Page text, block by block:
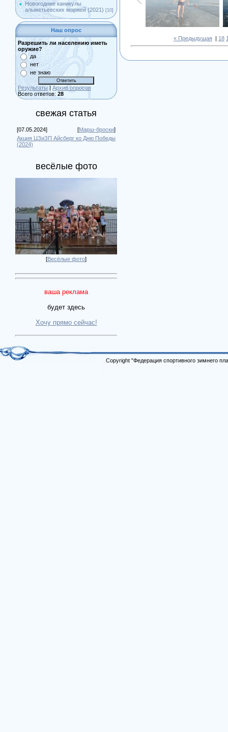
Новогодние каникулы
альметьевских моржей (2021) [10]
Наш опрос
Разрешить ли населению иметь
оружие?
да
нет
не знаю
Результаты | Архив опросов
Всего ответов: 28
свежая статья
[07.05.2024] [Марш-броски]
Акция ЦЗиЗП Айсберг ко Дню Победы
(2024)
весёлые фото
[Весёлые фото]
ваша реклама
будет здесь
Хочу прямо сейчас!
« Предыдущая | 18
Copyright "Федерация спортивного зимнего